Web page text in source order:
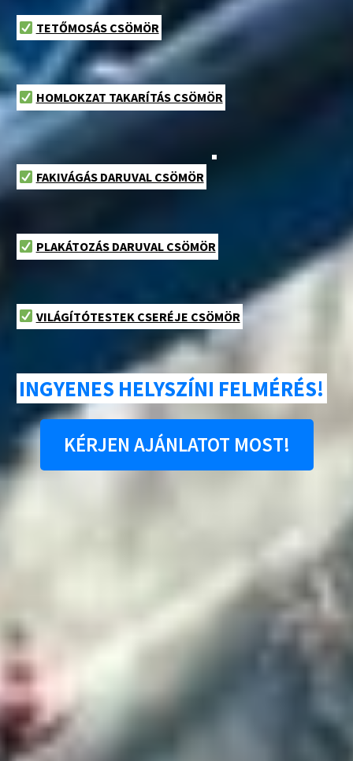
TETŐMOSÁS CSÖMÖR
HOMLOKZAT TAKARÍTÁS CSÖMÖR
FAKIVÁGÁS DARUVAL CSÖMÖR
PLAKÁTOZÁS DARUVAL CSÖMÖR
VILÁGÍTÓTESTEK CSERÉJE CSÖMÖR
INGYENES HELYSZÍNI FELMÉRÉS!
KÉRJEN AJÁNLATOT MOST!